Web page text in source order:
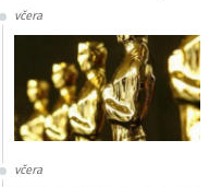
včera
včera